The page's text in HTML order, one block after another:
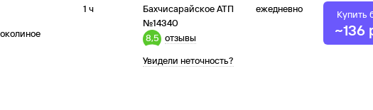
1 ч
Бахчисарайское АТП
№14340
8,5 отзывы
Увидели неточность?
ежедневно Купить
~136